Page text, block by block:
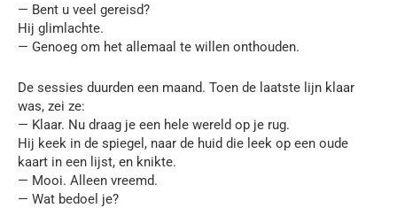
— Bent u veel gereisd?
Hij glimlachte.
— Genoeg om het allemaal te willen onthouden.
De sessies duurden een maand. Toen de laatste lijn klaar
was, zei ze:
— Klaar. Nu draag je een hele wereld op je rug.
Hij keek in de spiegel, naar de huid die leek op een oude
kaart in een lijst, en knikte.
— Mooi. Alleen vreemd.
— Wat bedoel je?